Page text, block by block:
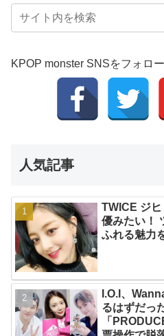
KPOP monster SNSをフォロー
人気記事
TWICE ジ
優みたい！
ふれる魅力
I.O.I、
るはずだっ
「